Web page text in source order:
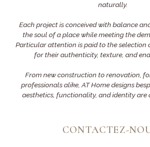
naturally.
Each project is conceived with balance
the soul of a place while meeting the
Particular attention is paid to the selection
for their authenticity, texture, and
From new construction to renovation,
professionals alike, AT Home designs
aesthetics, functionality, and identity are
CONTACTEZ-